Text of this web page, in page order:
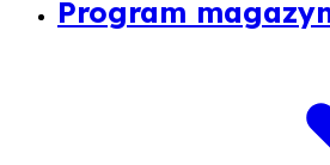
Program